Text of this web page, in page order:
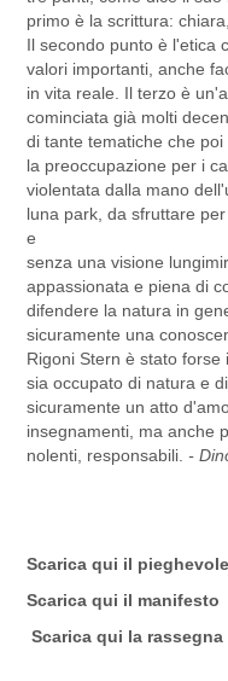
primo è la scrittura:
Il secondo punto è l'etica
valori importanti, anche
in vita reale. Il terzo è
cominciata già molti
di tante tematiche che
la preoccupazione per i
violentata dalla mano
luna park, da sfruttare
e
senza una visione
appassionata e piena di
difendere la natura in
sicuramente una
Rigoni Stern è stato
sia occupato di natura e
sicuramente un atto
insegnamenti, ma anche
nolenti, responsabili. -
Scarica qui il pieghevole
Scarica qui il manifesto
Scarica qui la rassegna